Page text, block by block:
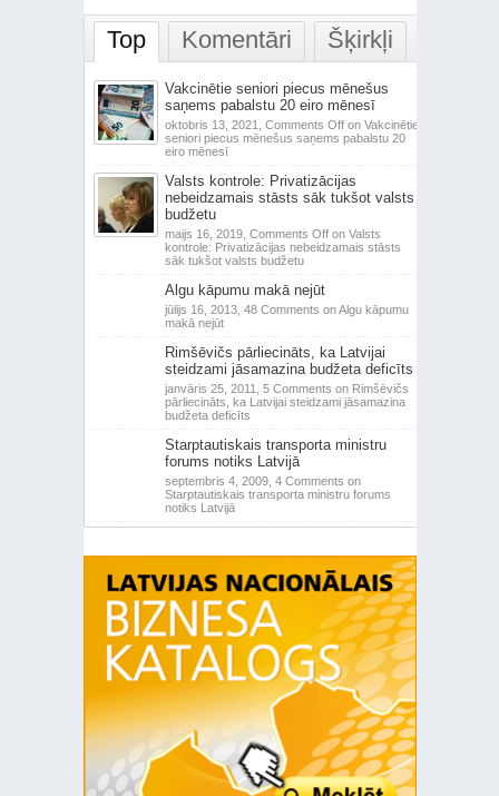
Top Komentāri Šķirkļi
Vakcinētie seniori piecus mēnešus
saņems pabalstu 20 eiro mēnesī
oktobris 13, 2021, Comments Offon Vakcinētie
seniori piecus mēnešus saņems pabalstu 20
eiro mēnesī
Valsts kontrole: Privatizācijas
nebeidzamais stāsts sāk tukšot valsts
budžetu
maijs 16, 2019, Comments Offon Valsts
kontrole: Privatizācijas nebeidzamais stāsts
sāk tukšot valsts budžetu
Algu kāpumu makā nejūt
jūlijs 16, 2013, 48 Comments on Algu kāpumu
makā nejūt
Rimšēvičs pārliecināts, ka Latvijai
steidzami jāsamazina budžeta deficīts
janvāris 25, 2011, 5 Comments on Rimšēvičs
pārliecināts, ka Latvijai steidzami jāsamazina
budžeta deficīts
Starptautiskais transporta ministru
forums notiks Latvijā
septembris 4, 2009, 4 Comments on
Starptautiskais transporta ministru forums
notiks Latvijā